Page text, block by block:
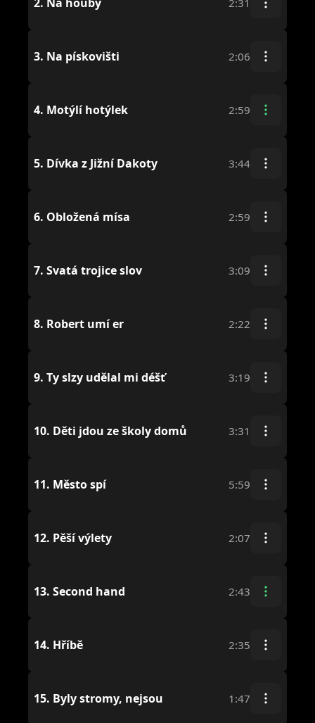
2:31
3. Na pískovišti 2:06
4. Motýlí hotýlek 2:59
5. Dívka z Jižní Dakoty 3:44
6. Obložená mísa 2:59
7. Svatá trojice slov 3:09
8. Robert umí er 2:22
9. Ty slzy udělal mi déšť 3:19
10. Děti jdou ze školy domů 3:31
11. Město spí 5:59
12. Pěší výlety 2:07
13. Second hand 2:43
14. Hříbě 2:35
15. Byly stromy, nejsou 1:47